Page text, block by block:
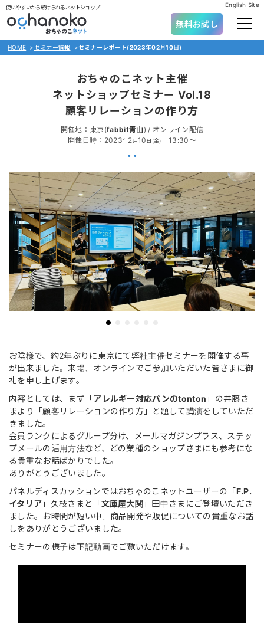
English Site
使いやすいから続けられるネットショップ
無料お試し
HOME >セミナー情報 >セミナーレポート(2023年02月10日)
おちゃのこネット主催
ネットショップセミナー Vol.18
顧客リレーションの作り方
開催地：東京(fabbit青山) / オンライン配信
開催日時：2023年2月10日(金) 13:30～
お陰様で、約2年ぶりに東京にて弊社主催セミナーを開催する事
が出来ました。来場、オンラインでご参加いただいた皆さまに御
礼を申し上げます。
内容としては、まず「アレルギー対応パンのtonton 」の井藤さ
まより「顧客リレーションの作り方」と題して講演をしていただ
きました。
会員ランクによるグループ分け、メールマガジンプラス、ステッ
プメールの活用方法など、どの業種のショップさまにも参考にな
る貴重なお話ばかりでした。
ありがとうございました。
パネルディスカッションではおちゃのこネットユーザーの「F.P.
イタリア 」久枝さまと「文庫屋大関 」田中さまにご登壇いただき
ました。お時間が短い中、商品開発や販促についての貴重なお話
しをありがとうございました。
セミナーの様子は下記動画でご覧いただけます。